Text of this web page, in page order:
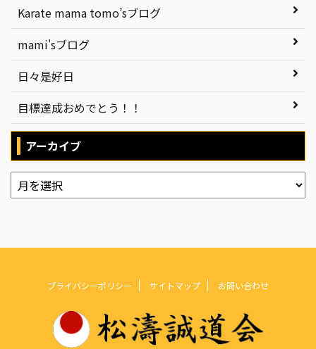
Karate mama tomo’sブログ
mami'sブログ
日々是好日
目標達成おめでとう！！
アーカイブ
プライバシーポリシー サイトマップ お問い合わせ